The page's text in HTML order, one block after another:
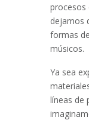
procesos
dejamos
formas
músicos.
Ya sea
líneas de